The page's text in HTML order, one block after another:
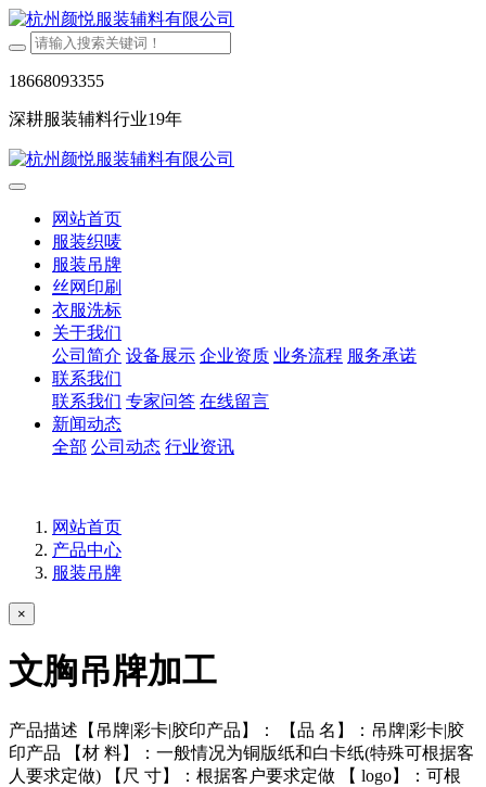
18668093355
深耕服装辅料行业19年
网站首页
服装织唛
服装吊牌
丝网印刷
衣服洗标
关于我们
公司简介 设备展示 企业资质 业务流程 服务承诺
联系我们
联系我们 专家问答 在线留言
新闻动态
全部 公司动态 行业资讯
网站首页
产品中心
服装吊牌
×
文胸吊牌加工
产品描述【吊牌|彩卡|胶印产品】： 【品 名】：吊牌|彩卡|胶
印产品 【材 料】：一般情况为铜版纸和白卡纸(特殊可根据客
人要求定做) 【尺 寸】：根据客户要求定做 【 logo】：可根